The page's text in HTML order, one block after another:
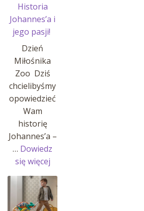
Historia
Johannes’a i
jego pasji!
Dzień
Miłośnika
Zoo Dziś
chcielibyśmy
opowiedzieć
Wam
historię
Johannes’a –
… Dowiedz
się więcej:
Historia
Johannes’a
i